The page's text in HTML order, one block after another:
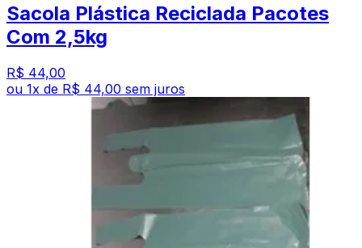
Sacola Plástica Reciclada Pacotes
Com 2,5kg
R$ 44,00
ou 1x de R$ 44,00 sem juros